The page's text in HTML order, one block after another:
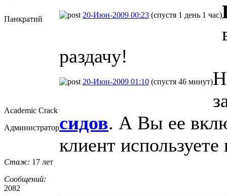
Панкратий 20-Июн-2009 00:23 (спустя 1 день 1 час)
раздачу!
Academic Crack
Администратор
Стаж: 17 лет
Сообщений:
2082
20-Июн-2009 01:10 (спустя 46 минут)
сидов. А Вы ее
клиент